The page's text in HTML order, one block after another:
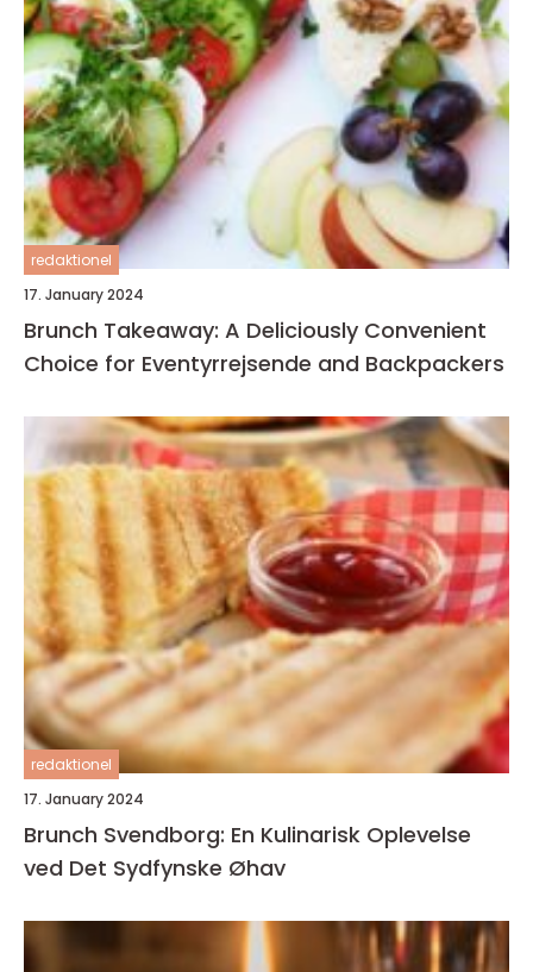
redaktionel
17. January 2024
Brunch Takeaway: A Deliciously Convenient
Choice for Eventyrrejsende and Backpackers
redaktionel
17. January 2024
Brunch Svendborg: En Kulinarisk Oplevelse
ved Det Sydfynske Øhav